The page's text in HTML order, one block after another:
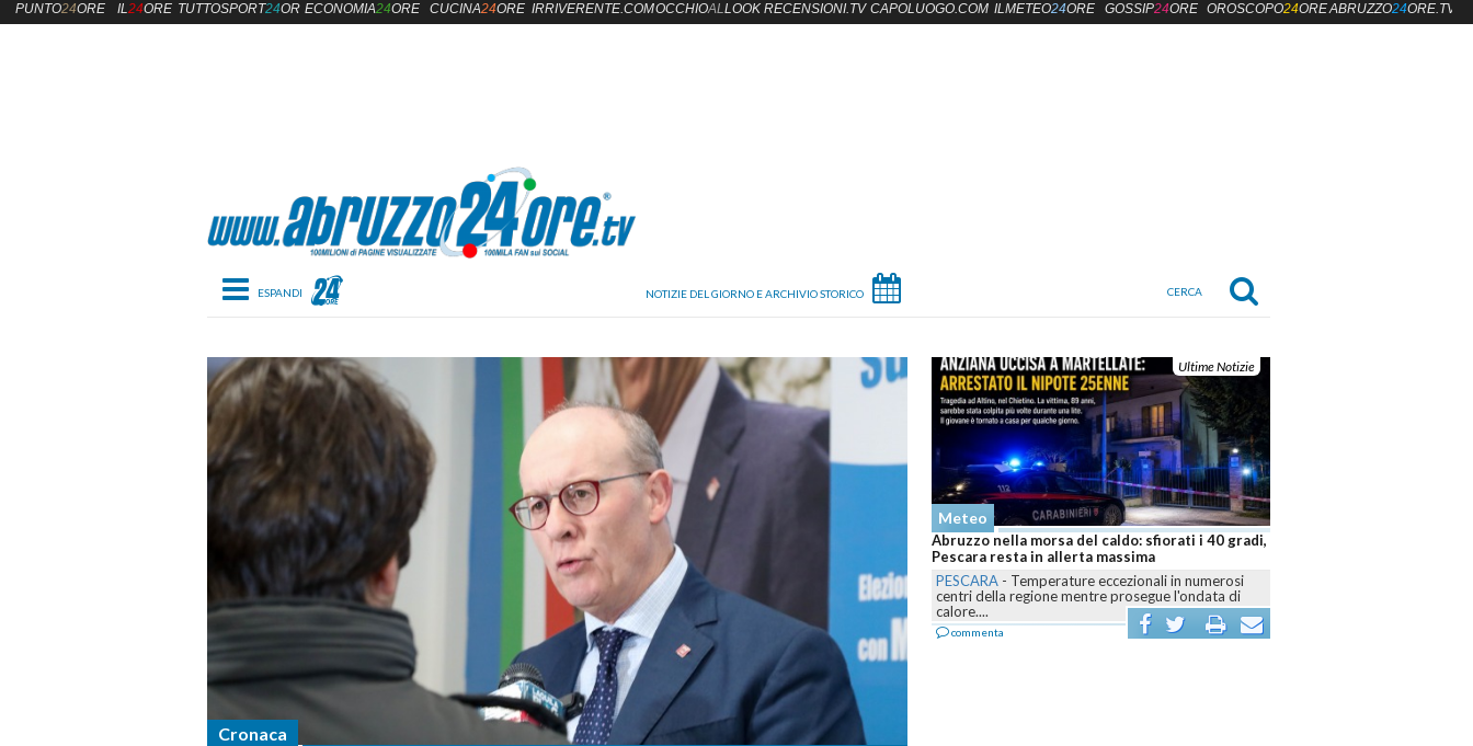
Toggle navigation
Cronaca
Ultime Notizie
Meteo
Abruzzo nella morsa del caldo: sfiorati i 40 gradi,
Pescara resta in allerta massima
PESCARA - Temperature eccezionali in numerosi
centri della regione mentre prosegue l'ondata di
calore....
commenta
PUNTO24ORE IL24ORE TUTTOSPORT24OREECONOMIA24ORE CUCINA24ORE IRRIVERENTE.COMOCCHIOALLOOK RECENSIONI.TV CAPOLUOGO.COM ILMETEO24ORE GOSSIP24ORE OROSCOPO24OREABRUZZO24ORE.TV